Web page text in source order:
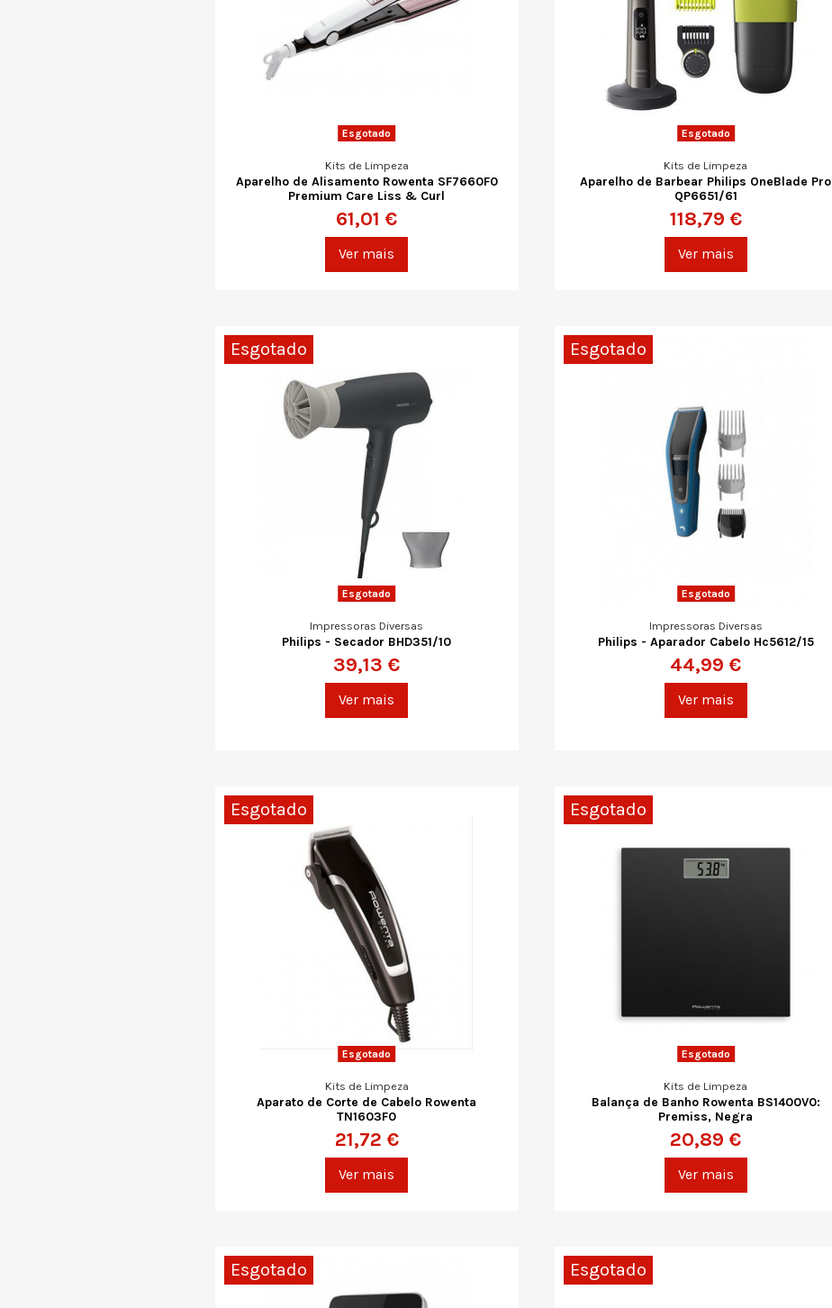
Esgotado
Kits de Limpeza
Aparelho de Alisamento Rowenta SF7660F0
Premium Care Liss & Curl
61,01 €
Ver mais
Esgotado
Kits de Limpeza
Aparelho de Barbear Philips OneBlade Pro
QP6651/61
118,79 €
Ver mais
Esgotado
Esgotado
Impressoras Diversas
Philips - Secador BHD351/10
39,13 €
Ver mais
Esgotado
Esgotado
Impressoras Diversas
Philips - Aparador Cabelo Hc5612/15
44,99 €
Ver mais
Esgotado
Esgotado
Kits de Limpeza
Aparato de Corte de Cabelo Rowenta
TN1603F0
21,72 €
Ver mais
Esgotado
Esgotado
Kits de Limpeza
Balança de Banho Rowenta BS1400V0:
Premiss, Negra
20,89 €
Ver mais
Esgotado Esgotado